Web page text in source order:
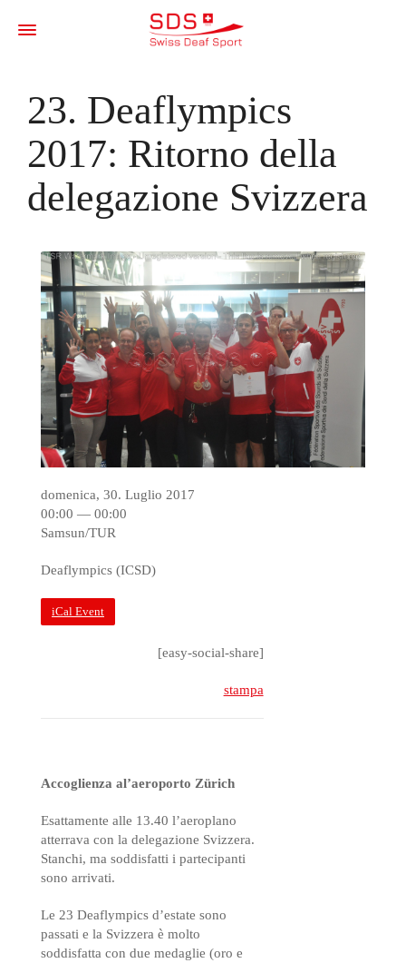
23. Deaflympics
2017: Ritorno della
delegazione Svizzera
[easy-social-share]
stampa
Accoglienza al’aeroporto Zürich
Esattamente alle 13.40 l’aeroplano
atterrava con la delegazione Svizzera.
Stanchi, ma soddisfatti i partecipanti
sono arrivati.
Le 23 Deaflympics d’estate sono
passati e la Svizzera è molto
soddisfatta con due medaglie (oro e
domenica, 30. Luglio 2017
00:00 — 00:00
Samsun/TUR
Deaflympics (ICSD)
iCal Event